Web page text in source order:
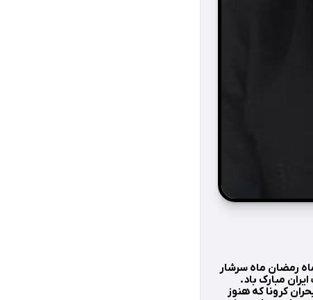
رمضان ماه سرشار
در بحران كرونا که هنوز